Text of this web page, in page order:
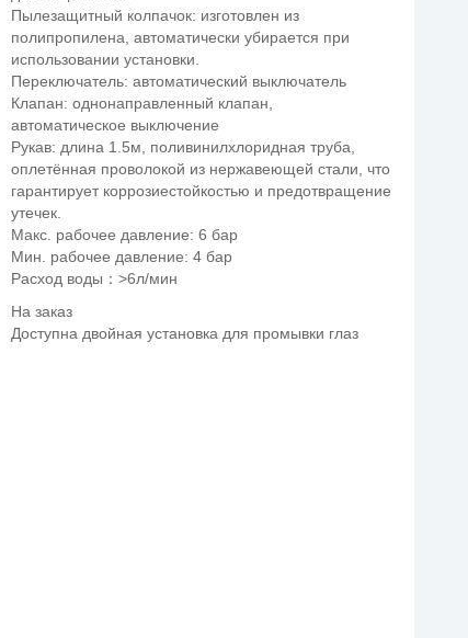
Пылезащитный колпачок: изготовлен из
полипропилена, автоматически убирается при
использовании установки.
Переключатель: автоматический выключатель
Клапан: однонаправленный клапан,
автоматическое выключение
Рукав: длина 1.5м, поливинилхлоридная труба,
оплетённая проволокой из нержавеющей стали, что
гарантирует коррозиестойкостью и предотвращение
утечек.
Maкс. рабочее давление: 6 бар
Mин. рабочее давление: 4 бар
Расход воды：>6л/мин
На заказ
Доступна двойная установка для промывки глаз